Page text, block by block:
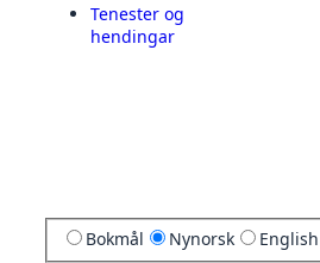
Tenester og
hendingar
Bokmål Nynorsk English